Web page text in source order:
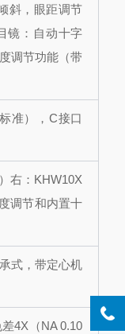
斜，眼距调节
镜：自动十字
调节功能（带
准），C接口
右：KHW10X
调节和内置十
式，带定心机
差4X（NA 0.10